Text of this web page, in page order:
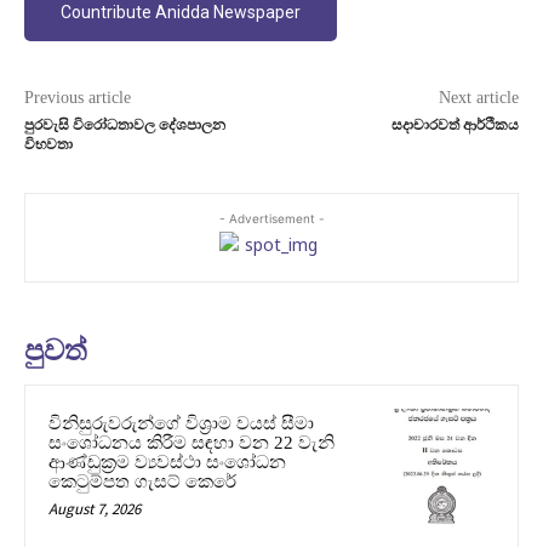
Countribute Anidda Newspaper
Previous article
පුරවැසි විරෝධතාවල දේශපාලන
විභවතා
Next article
සදාචාරවත් ආර්ථිකය
- Advertisement -
පුවත්
විනිසුරුවරුන්ගේ විශ්‍රාම වයස් සීමා
සංශෝධනය කිරීම සඳහා වන 22 වැනි
ආණ්ඩුක්‍රම ව්‍යවස්ථා සංශෝධන
කෙටුම්පත ගැසට් කෙරේ
August 7, 2026